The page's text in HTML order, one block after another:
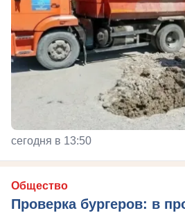
сегодня в 13:50
Общество
Проверка бургеров: в